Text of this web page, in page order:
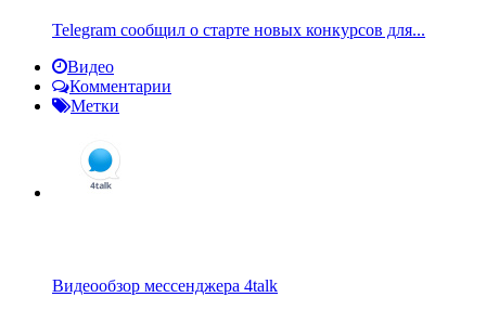
Telegram сообщил о старте новых конкурсов для...
Видео
Комментарии
Метки
Видеообзор мессенджера 4talk